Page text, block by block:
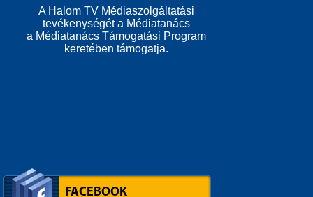
A Halom TV Médiaszolgáltatási
tevékenységét a Médiatanács
a Médiatanács Támogatási Program
keretében támogatja.
FACEBOOK